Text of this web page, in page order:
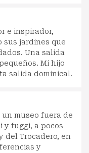
e inspirador,
sus jardines que
Una salida
Mi hijo
salida dominical.
un museo fuera de
y fuggi, a pocos
del Trocadero, en
y